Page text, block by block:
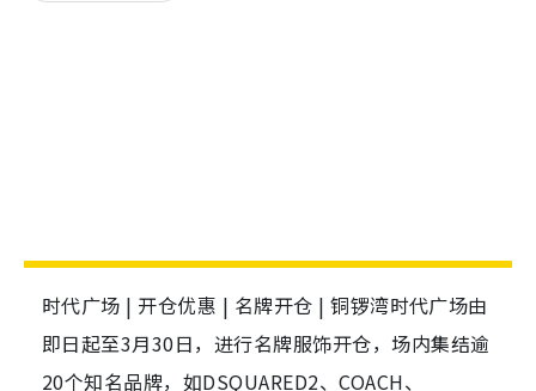
时代广场 | 开仓优惠 | 名牌开仓 | 铜锣湾时代广场由
即日起至3月30日，进行名牌服饰开仓，场内集结逾
20个知名品牌，如DSQUARED2、COACH、